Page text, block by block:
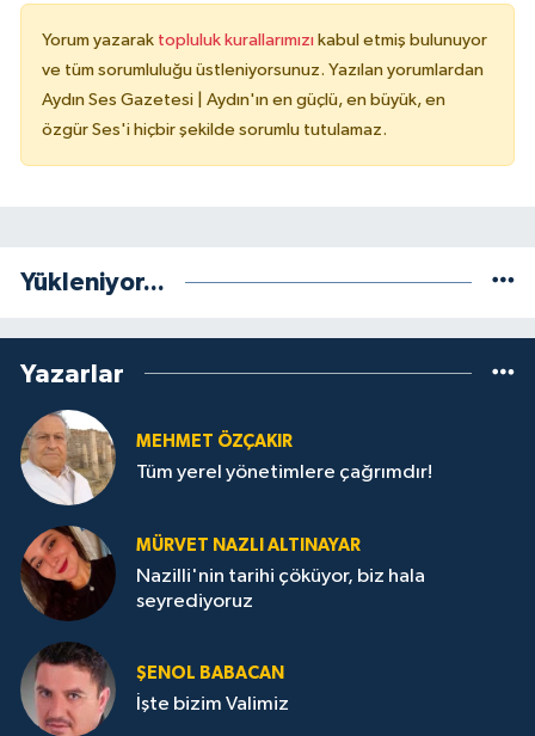
Yorum yazarak topluluk kurallarımızı kabul etmiş bulunuyor
ve tüm sorumluluğu üstleniyorsunuz. Yazılan yorumlardan
Aydın Ses Gazetesi | Aydın'ın en güçlü, en büyük, en
özgür Ses'i hiçbir şekilde sorumlu tutulamaz.
Yükleniyor...
Yazarlar
MEHMET ÖZÇAKIR
Tüm yerel yönetimlere çağrımdır!
MÜRVET NAZLI ALTINAYAR
Nazilli'nin tarihi çöküyor, biz hala
seyrediyoruz
ŞENOL BABACAN
İşte bizim Valimiz